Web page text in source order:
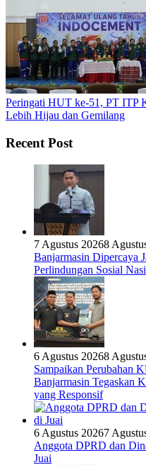
Peringati HUT ke-51, PT ITP
Lebih Hijau dan Gemilang
Recent Post
7 Agustus 20268
Banjarmasin Dipercaya
Perlindungan Sosial
6 Agustus 20268
Sampaikan Perubahan
Banjarmasin Tegaskan
yang Responsif
6 Agustus 20267
Anggota DPRD dan
Juai